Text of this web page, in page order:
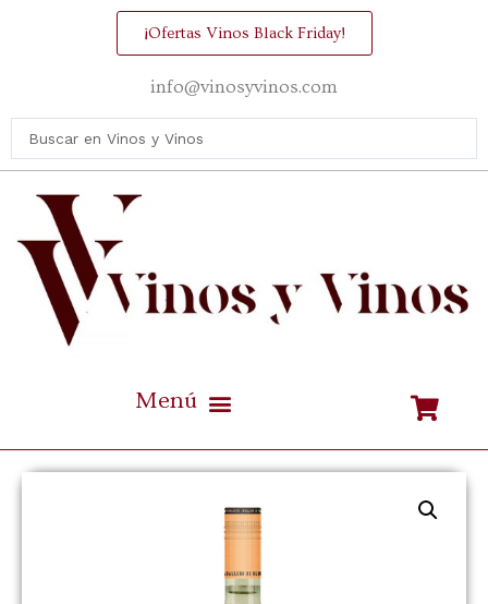
¡Ofertas Vinos Black Friday!
info@vinosyvinos.com